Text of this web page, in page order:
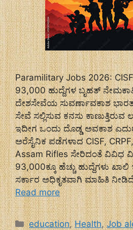
Paramilitary Jobs 2026:
93,000 ಹುದ್ದೆಗಳ ಬೃಹತ್
ದೇಶಸೇವೆಯ ಸುವರ್ಣಾವಕಾಶ
ಸೇವೆ ಸಲ್ಲಿಸುವ ಕನಸು ಕಾಣುತ್ತಿರುವ
ಇದೀಗ ಒಂದು ದೊಡ್ಡ ಅವಕಾಶ
ಅರೆಸೈನಿಕ ಪಡೆಗಳಾದ CISF,
Assam Rifles ಸೇರಿದಂತೆ ವಿವಿಧ
93,000ಕ್ಕೂ ಹೆಚ್ಚು ಹುದ್ದೆಗಳು ಖಾಲಿ
ಸರ್ಕಾರ ಅಧಿಕೃತವಾಗಿ ಮಾಹಿತಿ
Read more
Categories
education,Health,Job